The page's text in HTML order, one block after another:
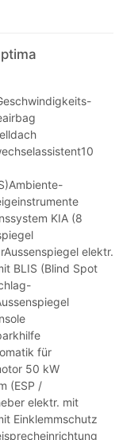
KIA (8
elektr.
BLIS (Blind Spot
für
50 kW
(ESP /
elektr. mit
Einklemmschutz